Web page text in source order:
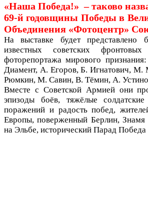
«Наша Победа!» – таково
69-й годовщины Победы в
Объединения «Фотоцентр»
На выставке будет представлено
известных советских фронтовых
фоторепортажа мирового
Диамент, А. Егоров, Б. Игнатович,
Рюмкин, М. Савин, В. Тёмин, А.
Вместе с Советской Армией они
эпизоды боёв, тяжёлые
поражений и радость побед,
Европы, поверженный Берлин, Знамя
на Эльбе, исторический Парад